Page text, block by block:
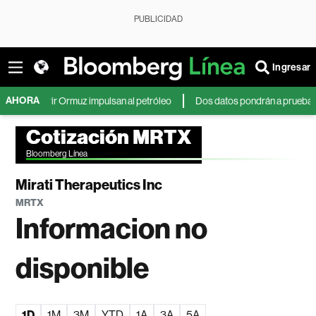
PUBLICIDAD
Ingresar
AHORAOrmuz impulsan al petróleo Dos datos pondrán a prueba al
Cotización MRTX
Bloomberg Línea
Mirati Therapeutics Inc
MRTX
Informacion no
disponible